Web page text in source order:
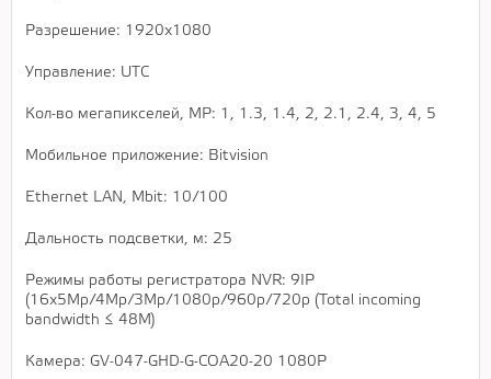
Разрешение: 1920x1080
Управление: UTC
Кол-во мегапикселей, MP: 1, 1.3, 1.4, 2, 2.1, 2.4, 3, 4, 5
Мобильное приложение: Bitvision
Ethernet LAN, Mbit: 10/100
Дальность подсветки, м: 25
Режимы работы регистратора NVR: 9IP
(16х5Mр/4Mр/3Mр/1080р/960р/720р (Total incoming
bandwidth ≤ 48M)
Камера: GV-047-GHD-G-COA20-20 1080Р